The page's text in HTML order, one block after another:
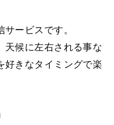
ービスです。
天候に左右される事な
好きなタイミングで楽